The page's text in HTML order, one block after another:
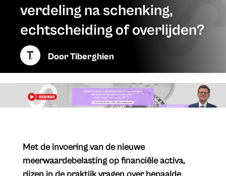
verdeling na schenking,
echtscheiding of overlijden?
DoorTiberghien
Met de invoering van de nieuwe
meerwaardebelasting op financiële activa,